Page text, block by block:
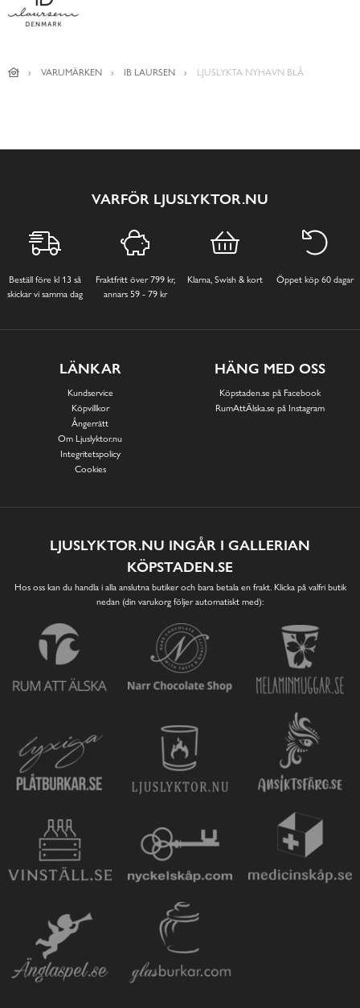
VARUMÄRKEN IB LAURSEN LJUSLYKTA NYHAVN BLÅ
VARFÖR LJUSLYKTOR.NU
Beställ före kl 13 så
skickar vi samma dag
Fraktfritt över 799 kr,
annars 59 - 79 kr
Klarna, Swish & kort Öppet köp 60 dagar
LÄNKAR
Kundservice
Köpvillkor
Ångerrätt
Om Ljuslyktor.nu
Integritetspolicy
Cookies
HÄNG MED OSS
Köpstaden.se på Facebook
RumAttÄlska.se på Instagram
LJUSLYKTOR.NU INGÅR I GALLERIAN
KÖPSTADEN.SE
Hos oss kan du handla i alla anslutna butiker och bara betala en frakt. Klicka på valfri butik
nedan (din varukorg följer automatiskt med):